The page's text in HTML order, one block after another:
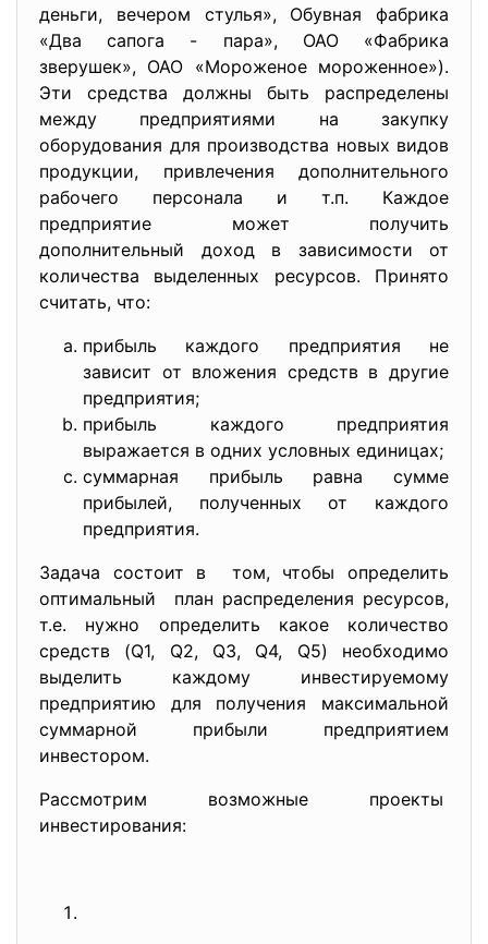
деньги, вечером стулья», Обувная фабрика
«Два сапога - пара», ОАО «Фабрика
зверушек», ОАО «Мороженое мороженное»).
Эти средства должны быть распределены
между предприятиями на закупку
оборудования для производства новых видов
продукции, привлечения дополнительного
рабочего персонала и т.п. Каждое
предприятие может получить
дополнительный доход в зависимости от
количества выделенных ресурсов. Принято
считать, что:
прибыль каждого предприятия не
зависит от вложения средств в другие
предприятия;
прибыль каждого предприятия
выражается в одних условных единицах;
суммарная прибыль равна сумме
прибылей, полученных от каждого
предприятия.
Задача состоит в том, чтобы определить
оптимальный план распределения ресурсов,
т.е. нужно определить какое количество
средств (Q1, Q2, Q3, Q4, Q5) необходимо
выделить каждому инвестируемому
предприятию для получения максимальной
суммарной прибыли предприятием
инвестором.
Рассмотрим возможные проекты
инвестирования: